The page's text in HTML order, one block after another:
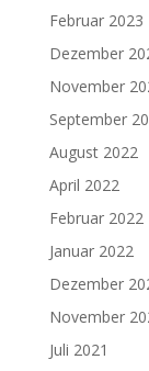
Februar 2023
Dezember
November
September
August 2022
April 2022
Februar 2022
Januar 2022
Dezember
November
Juli 2021